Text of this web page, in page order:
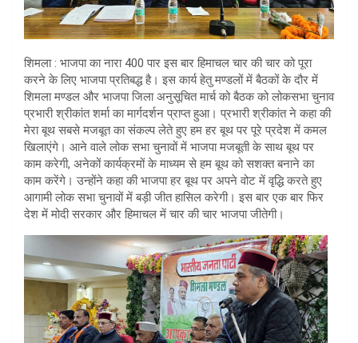
शिमला : भाजपा का नारा 400 पार इस बार हिमाचल चार की चार को पूरा
करने के लिए भाजपा प्रतिबद्ध है। इस कार्य हेतु मण्डलों में बैठकों के दौर में
शिमला मण्डल और भाजपा जिला अनुसूचित मार्च को बैठक को लोकसभा चुनाव
प्रभारी श्रीकांत शर्मा का मार्गदर्शन प्राप्त हुआ। प्रभारी श्रीकांत ने कहा की
मेरा बूथ सबसे मजबूत का संकल्प लेते हुए हम हर बूथ पर पूरे प्रदेश में कमल
खिलाएंगे। आने वाले लोक सभा चुनावों में भाजपा मजबूती के साथ बूथ पर
काम करेगी, अनेकों कार्यक्रमों के माध्यम से हम बूथ को सशक्त बनाने का
काम करेंगे। उन्होंने कहा की भाजपा हर बूथ पर अपने वोट में वृद्धि करते हुए
आगामी लोक सभा चुनावों में बड़ी जीत हासिल करेगी। इस बार एक बार फिर
देश में मोदी सरकार और हिमाचल में चार की चार भाजपा जीतेगी।